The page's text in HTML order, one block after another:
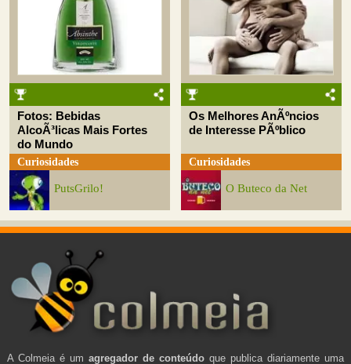
Fotos: Bebidas
AlcoÃ³licas Mais Fortes
do Mundo
Curiosidades
PutsGrilo!
Os Melhores AnÃºncios
de Interesse PÃºblico
Curiosidades
O Buteco da Net
A Colmeia é um agregador de conteúdo que publica diariamente uma